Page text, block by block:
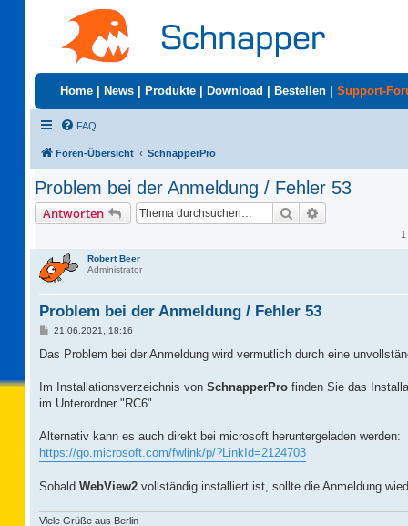
Home News Produkte Download Bestellen Support-
FAQ
Foren-Übersicht SchnapperPro
Problem bei der Anmeldung / Fehler 53
Antworten Suche
Robert Beer
Administrator
Problem bei der Anmeldung / Fehler 53
B
i
a
21.06.2021, 18:16
Das Problem bei der Anmeldung wird vermutlich durch eine
Im Installationsverzeichnis von SchnapperPro finden Sie das
im Unterordner "RC6".
Alternativ kann es auch direkt bei microsoft heruntergeladen werden:
https://go.microsoft.com/fwlink/p/?LinkId=2124703
Sobald WebView2 vollständig installiert ist, sollte die Anmeldung
Viele Grüße aus Berlin